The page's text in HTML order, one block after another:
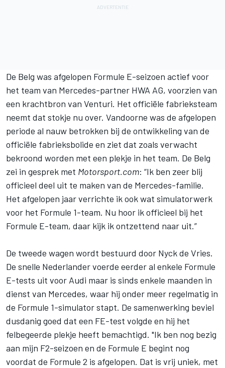
De Belg was afgelopen Formule E-seizoen actief voor
het team van Mercedes-partner HWA AG, voorzien van
een krachtbron van Venturi. Het officiële fabrieksteam
neemt dat stokje nu over. Vandoorne was de afgelopen
periode al nauw betrokken bij de ontwikkeling van de
officiële fabrieksbolide en ziet dat zoals verwacht
bekroond worden met een plekje in het team. De Belg
zei in gesprek met Motorsport.com: “Ik ben zeer blij
officieel deel uit te maken van de Mercedes-familie.
Het afgelopen jaar verrichte ik ook wat simulatorwerk
voor het Formule 1-team. Nu hoor ik officieel bij het
Formule E-team, daar kijk ik ontzettend naar uit.”
De tweede wagen wordt bestuurd door Nyck de Vries.
De snelle Nederlander voerde eerder al enkele Formule
E-tests uit voor Audi maar is sinds enkele maanden in
dienst van Mercedes, waar hij onder meer regelmatig in
de Formule 1-simulator stapt. De samenwerking beviel
dusdanig goed dat een FE-test volgde en hij het
felbegeerde plekje heeft bemachtigd. "Ik ben nog bezig
aan mijn F2-seizoen en de Formule E begint nog
voordat de Formule 2 is afgelopen. Dat is vrij uniek, met